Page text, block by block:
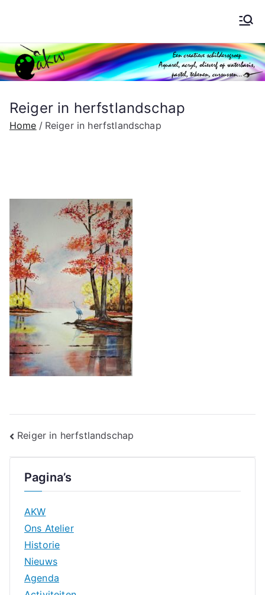
de
inhoud
Schilderen AKW
Reiger in herfstlandschap
Home Reiger in herfstlandschap
Bericht
navigatie
Reiger in herfstlandschap
Pagina’s
AKW
Ons Atelier
Historie
Nieuws
Agenda